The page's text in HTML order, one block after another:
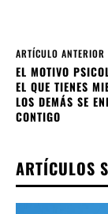
ARTÍCULO ANTERIOR
EL MOTIVO
EL QUE TIENES
LOS DEMÁS SE
CONTIGO
ARTÍCULOS